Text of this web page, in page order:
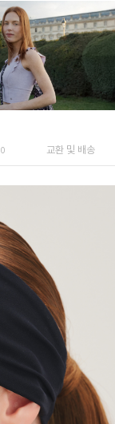
0 교환 및 배송